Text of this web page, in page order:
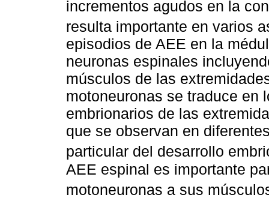
incrementos agudos en la
resulta importante en varios
episodios de AEE en la
neuronas espinales
músculos de las
motoneuronas se traduce en
embrionarios de las
que se observan en
particular del desarrollo
AEE espinal es importante
motoneuronas a sus